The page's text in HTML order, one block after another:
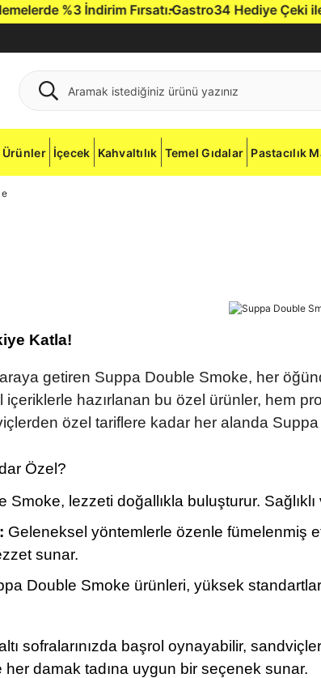
%3 İndirim Fırsatı.Gastro34 Hediye Çeki ile
Ürünler İçecek Kahvaltılık Temel Gıdalar Pastacılık
Katla!
getiren Suppa Double Smoke, her
hazırlanan bu özel ürünler, hem
özel tariflere kadar her alanda
Özel?
Smoke, lezzeti doğallıkla buluşturur.
Geleneksel yöntemlerle özenle fümelenmiş
sunar.
Double Smoke ürünleri, yüksek
sofralarınızda başrol oynayabilir,
damak tadına uygun bir seçenek sunar.